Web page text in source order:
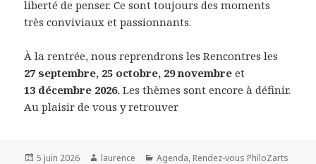
liberté de penser. Ce sont toujours des moments
très conviviaux et passionnants.
À la rentrée, nous reprendrons les Rencontres les
27 septembre, 25 octobre, 29 novembreet
13 décembre 2026. Les thèmes sont encore à définir.
Au plaisir de vous y retrouver
Publié
5 juin 2026 Auteur
laurence Catégories
Agenda, Rendez-vous PhiloZarts